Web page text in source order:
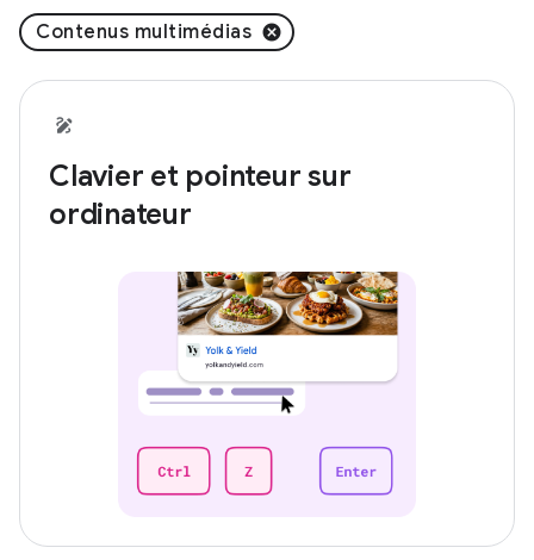
Contenus multimédias
Clavier et pointeur sur
ordinateur